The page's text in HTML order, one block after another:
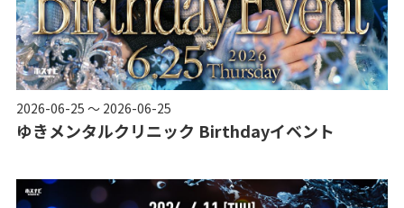
2026-06-25 ～ 2026-06-25
ゆきメンタルクリニック Birthdayイベント